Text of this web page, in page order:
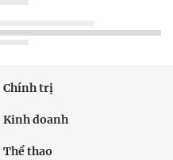
Chính trị
Kinh doanh
Thể thao